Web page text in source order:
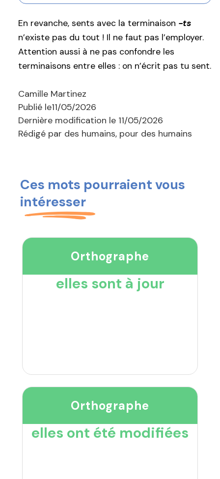
En revanche, sents avec la terminaison -ts
n’existe pas du tout ! Il ne faut pas l’employer.
Attention aussi à ne pas confondre les
terminaisons entre elles : on n’écrit pas tu sent.
Camille Martinez
Publié le11/05/2026
Dernière modification le 11/05/2026
Rédigé par des humains, pour des humains
Ces mots pourraient vous
intéresser
Orthographe
elles sont à jour
Orthographe
elles ont été modifiées